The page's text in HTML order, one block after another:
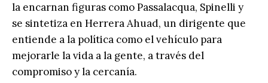
la encarnan figuras como Passalacqua, Spinelli y
se sintetiza en Herrera Ahuad, un dirigente que
entiende a la política como el vehículo para
mejorarle la vida a la gente, a través del
compromiso y la cercanía.